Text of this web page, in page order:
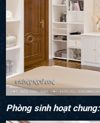
Phòng sinh hoạt chung: